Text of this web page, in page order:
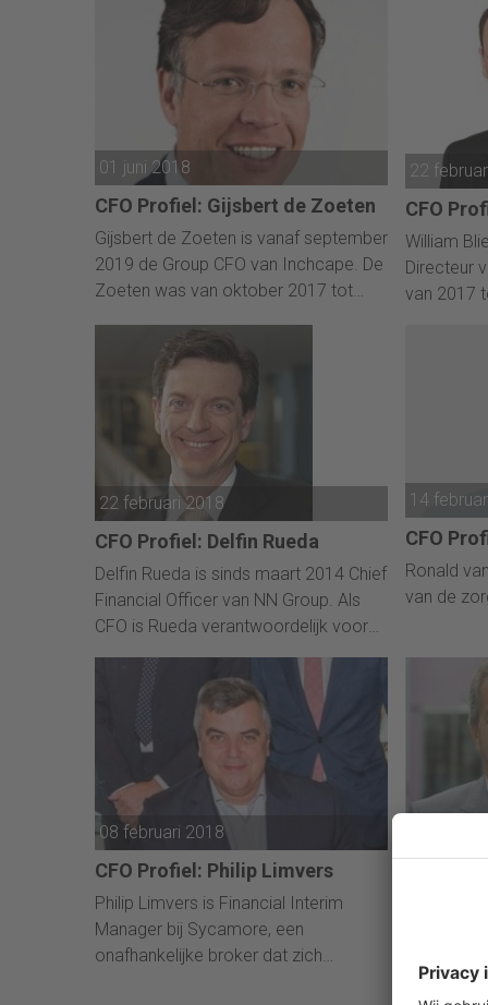
energieleverancier.
01 juni 2018
CFO Profiel: Gijsbert de Zoeten
Gijsbert de Zoeten is vanaf september
2019 de Group CFO van Inchcape. De
Zoeten was van oktober 2017 tot
autoleasebedrijf LeasePlan. Nadat de
beursgang afgeblazen werd, moest hij
vertrekken bij de leasemaatschappij.
22
CFO
William
Directeur
van 2017
22 februari 2018
CFO Profiel: Delfin Rueda
Delfin Rueda is sinds maart 2014 Chief
Financial Officer van NN Group. Als
CFO is Rueda verantwoordelijk voor
NN’s financiële tak van diensten en de
beleggersrelaties.
14
CFO
Ronald
van de
08 februari 2018
CFO Profiel: Philip Limvers
Philip Limvers is Financial Interim
Manager bij Sycamore, een
onafhankelijke broker dat zich
Paul van